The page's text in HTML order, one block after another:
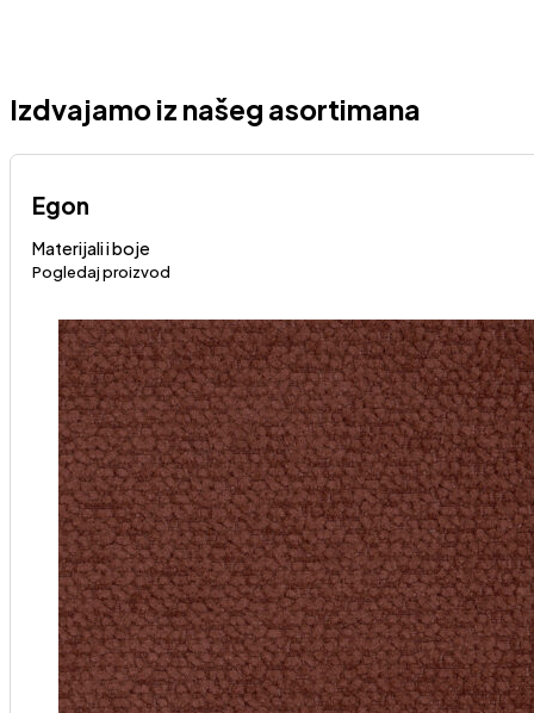
Izdvajamo iz našeg asortimana
Egon
Materijali i boje
Pogledaj proizvod